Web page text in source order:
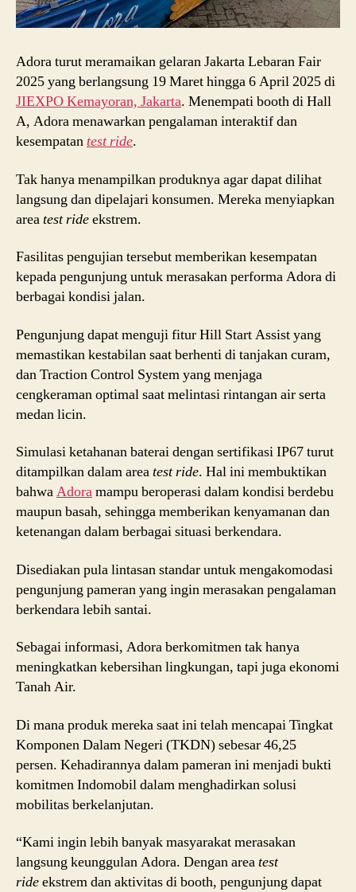
Adora turut meramaikan gelaran Jakarta Lebaran Fair
2025 yang berlangsung 19 Maret hingga 6 April 2025 di
JIEXPO Kemayoran, Jakarta. Menempati booth di Hall
A, Adora menawarkan pengalaman interaktif dan
kesempatan test ride.
Tak hanya menampilkan produknya agar dapat dilihat
langsung dan dipelajari konsumen. Mereka menyiapkan
areatest rideekstrem.
Fasilitas pengujian tersebut memberikan kesempatan
kepada pengunjung untuk merasakan performa Adora di
berbagai kondisi jalan.
Pengunjung dapat menguji fitur Hill Start Assist yang
memastikan kestabilan saat berhenti di tanjakan curam,
dan Traction Control System yang menjaga
cengkeraman optimal saat melintasi rintangan air serta
medan licin.
Simulasi ketahanan baterai dengan sertifikasi IP67 turut
ditampilkan dalam areatest ride. Hal ini membuktikan
bahwaAdoramampu beroperasi dalam kondisi berdebu
maupun basah, sehingga memberikan kenyamanan dan
ketenangan dalam berbagai situasi berkendara.
Disediakan pula lintasan standar untuk mengakomodasi
pengunjung pameran yang ingin merasakan pengalaman
berkendara lebih santai.
Sebagai informasi, Adora berkomitmen tak hanya
meningkatkan kebersihan lingkungan, tapi juga ekonomi
Tanah Air.
Di mana produk mereka saat ini telah mencapai Tingkat
Komponen Dalam Negeri (TKDN) sebesar 46,25
persen. Kehadirannya dalam pameran ini menjadi bukti
komitmen Indomobil dalam menghadirkan solusi
mobilitas berkelanjutan.
“Kami ingin lebih banyak masyarakat merasakan
langsung keunggulan Adora. Dengan areatest
rideekstrem dan aktivitas di booth, pengunjung dapat